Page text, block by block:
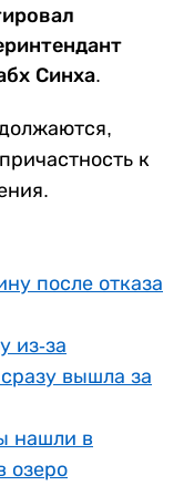
Синха.
к
после отказа
из-за
вышла за
нашли в
озеро